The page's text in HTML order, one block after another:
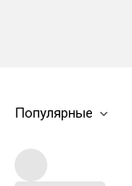
Популярные